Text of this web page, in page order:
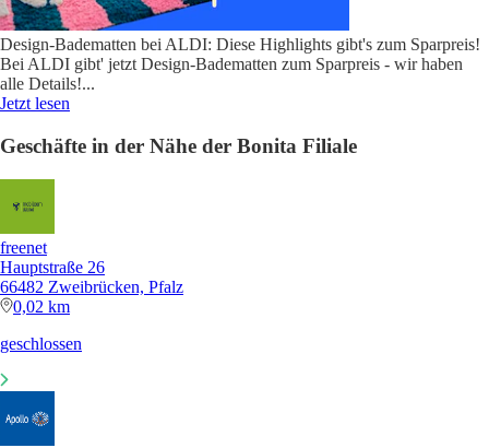
Design-Badematten bei ALDI: Diese Highlights gibt's zum Sparpreis!
Bei ALDI gibt' jetzt Design-Badematten zum Sparpreis - wir haben
alle Details!...
Jetzt lesen
Geschäfte in der Nähe der Bonita Filiale
freenet
Hauptstraße 26
66482 Zweibrücken, Pfalz
0,02 km
geschlossen